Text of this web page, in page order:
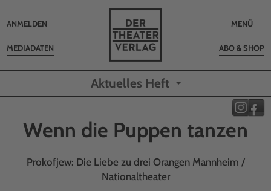
Toggle
MENÜ
ABO & SHOP
MEDIADATEN
Toggle
navigation
ANMELDEN
Aktuelles Heft
Wenn die Puppen tanzen
Prokofjew: Die Liebe zu drei Orangen Mannheim /
Nationaltheater